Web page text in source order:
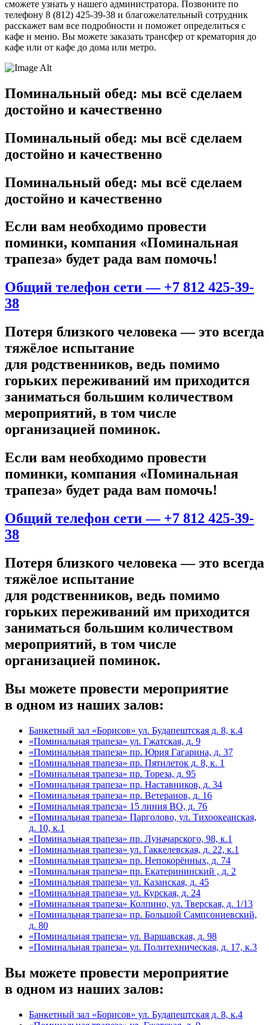
сможете узнать у нашего администратора. Позвоните по
телефону 8 (812) 425-39-38 и благожелательный сотрудник
расскажет вам все подробности и поможет определиться с
кафе и меню. Вы можете заказать трансфер от крематория до
кафе или от кафе до дома или метро.
Поминальный обед: мы всё сделаем
достойно и качественно
Поминальный обед: мы всё сделаем
достойно и качественно
Поминальный обед: мы всё сделаем
достойно и качественно
Если вам необходимо провести
поминки, компания «Поминальная
трапеза» будет рада вам помочь!
Общий телефон сети — +7 812 425-39-
38
Потеря близкого человека — это всегда
тяжёлое испытание
для родственников, ведь помимо
горьких переживаний им приходится
заниматься большим количеством
мероприятий, в том числе
организацией поминок.
Если вам необходимо провести
поминки, компания «Поминальная
трапеза» будет рада вам помочь!
Общий телефон сети — +7 812 425-39-
38
Потеря близкого человека — это всегда
тяжёлое испытание
для родственников, ведь помимо
горьких переживаний им приходится
заниматься большим количеством
мероприятий, в том числе
организацией поминок.
Вы можете провести мероприятие
в одном из наших залов:
Банкетный зал «Борисов» ул. Будапештская д. 8, к.4
«Поминальная трапеза» ул. Гжатская, д. 9
«Поминальная трапеза» пр. Юрия Гагарина, д. 37
«Поминальная трапеза» пр. Пятилеток д. 8, к. 1
«Поминальная трапеза» пр. Тореза, д. 95
«Поминальная трапеза» пр. Наставников, д. 34
«Поминальная трапеза» пр. Ветеранов, д. 16
«Поминальная трапеза» 15 линия ВО, д. 76
«Поминальная трапеза» Парголово, ул. Тихоокеанская,
д. 10, к.1
«Поминальная трапеза» пр. Луначарского, 98, к.1
«Поминальная трапеза» ул. Гаккелевская, д. 22, к.1
«Поминальная трапеза» пр. Непокорённых, д. 74
«Поминальная трапеза» пр. Екатерининский , д. 2
«Поминальная трапеза» ул. Казанская, д. 45
«Поминальная трапеза» ул. Курская, д. 24
«Поминальная трапеза» Колпино, ул. Тверская, д. 1/13
«Поминальная трапеза» пр. Большой Сампсониевский,
д. 80
«Поминальная трапеза» ул. Варшавская, д. 98
«Поминальная трапеза» ул. Политехническая, д. 17, к.3
Вы можете провести мероприятие
в одном из наших залов:
Банкетный зал «Борисов» ул. Будапештская д. 8, к.4